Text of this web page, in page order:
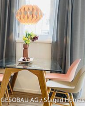
GESOBAU AG / Staged Homes